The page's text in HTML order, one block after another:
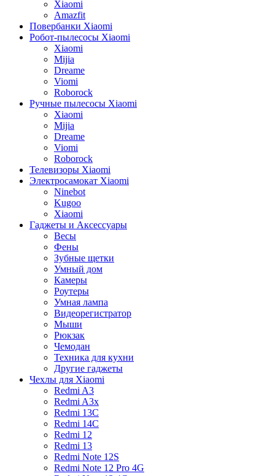
Xiaomi
Amazfit
Повербанки Xiaomi
Робот-пылесосы Xiaomi
Xiaomi
Mijia
Dreame
Viomi
Roborock
Ручные пылесосы Xiaomi
Xiaomi
Mijia
Dreame
Viomi
Roborock
Телевизоры Xiaomi
Электросамокат Xiaomi
Ninebot
Kugoo
Xiaomi
Гаджеты и Аксессуары
Весы
Фены
Зубные щетки
Умный дом
Камеры
Роутеры
Умная лампа
Видеорегистратор
Мыши
Рюкзак
Чемодан
Техника для кухни
Другие гаджеты
Чехлы для Xiaomi
Redmi A3
Redmi A3x
Redmi 13C
Redmi 14C
Redmi 12
Redmi 13
Redmi Note 12S
Redmi Note 12 Pro 4G